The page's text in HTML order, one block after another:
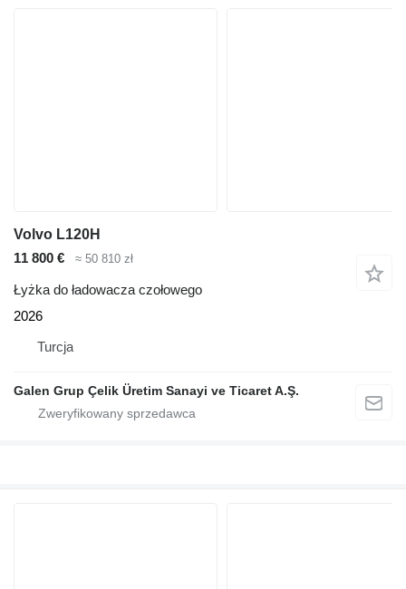
Volvo L120H
11 800 €
≈ 50 810 zł
Łyżka do ładowacza czołowego
2026
Turcja
Galen Grup Çelik Üretim Sanayi ve Ticaret A.Ş.